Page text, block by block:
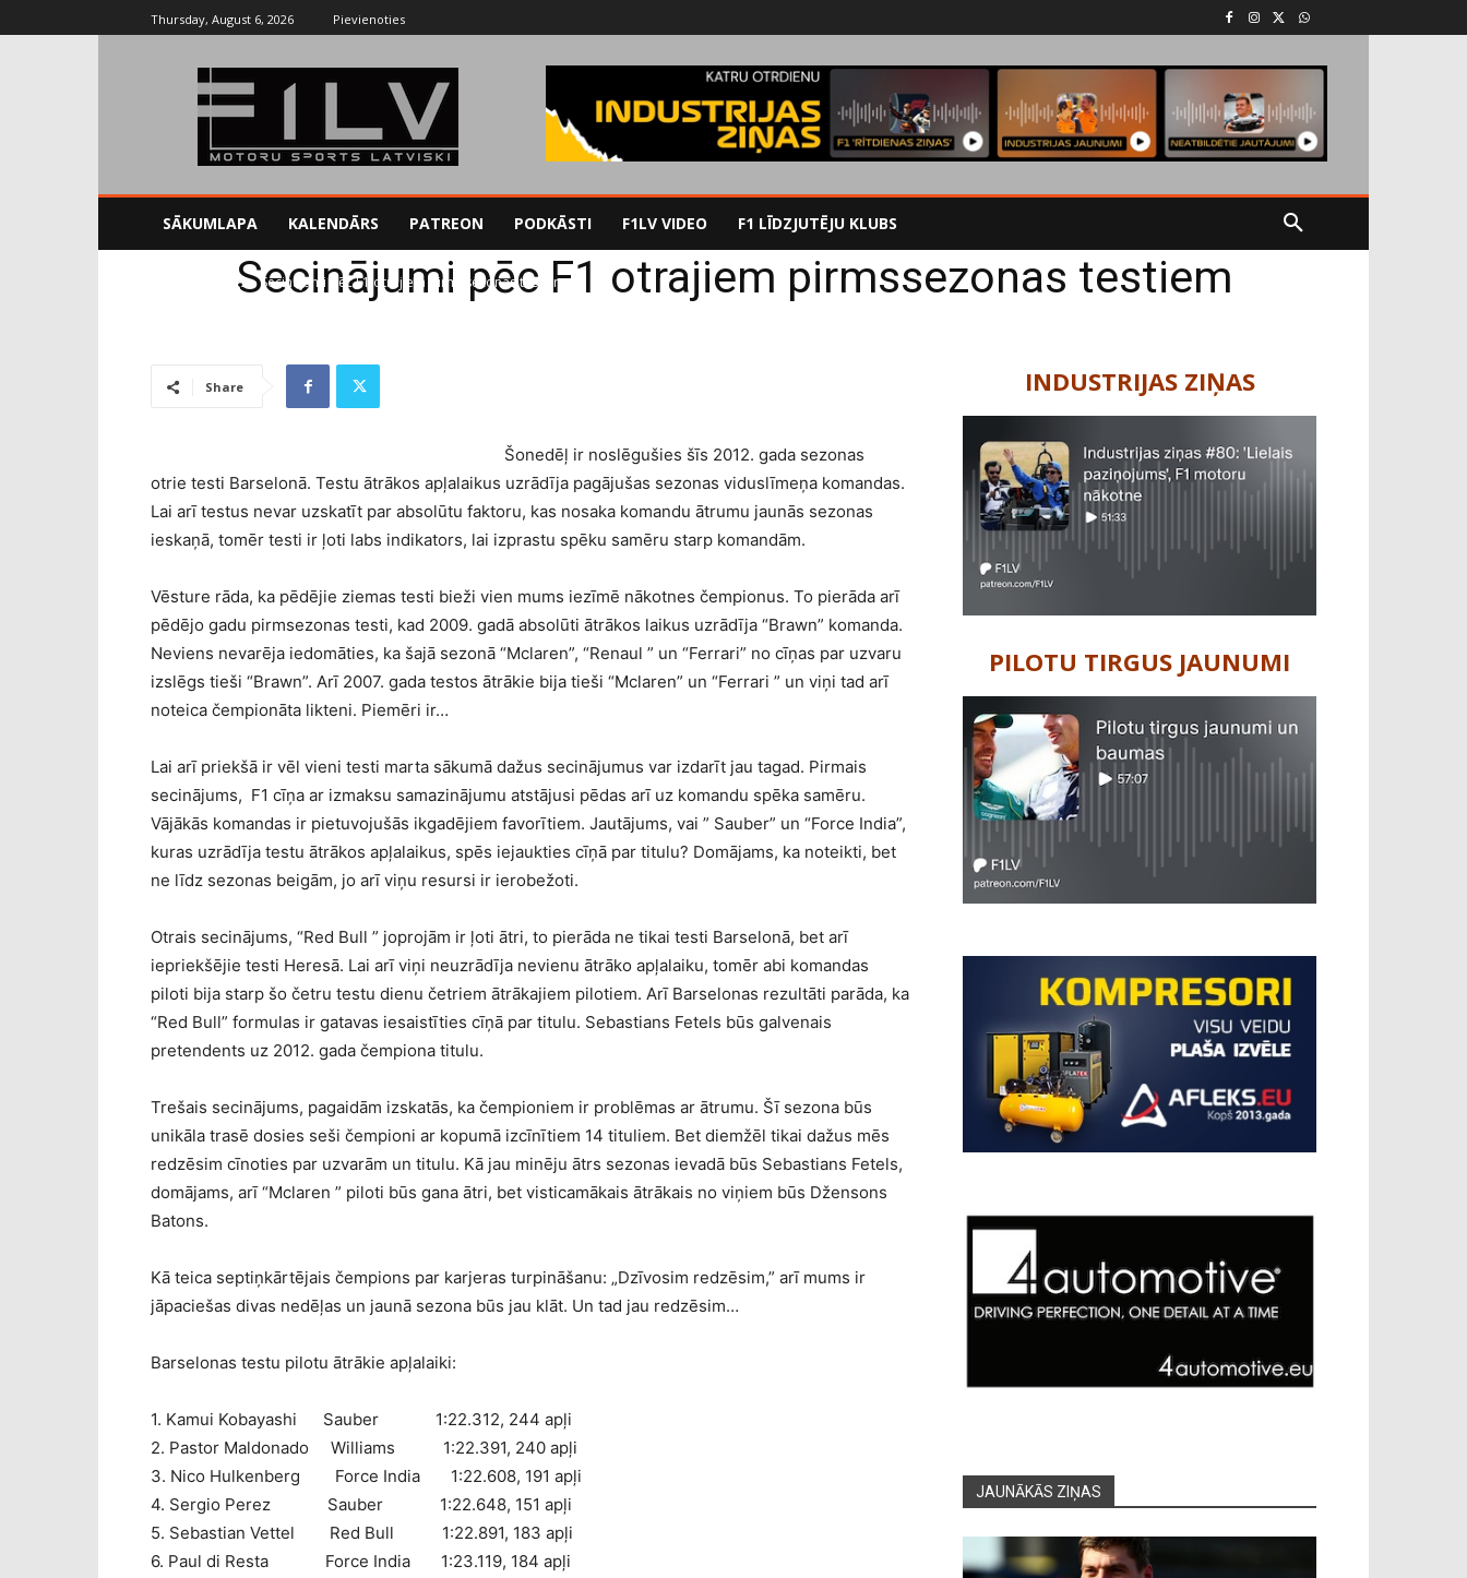
Thursday, August 6, 2026 Pievienoties
SĀKUMLAPA KALENDĀRS PATREON PODKĀSTI F1LV VIDEO F1 LĪDZJUTĒJU KLUBS
Blogs Secinājumi pēc F1 otrajiem pirmssezonas testiem
Secinājumi pēc F1 otrajiem pirmssezonas testiem
Share
Šonedēļ ir noslēgušies šīs 2012. gada sezonas
otrie testi Barselonā. Testu ātrākos apļalaikus uzrādīja pagājušas sezonas viduslīmeņa komandas.
Lai arī testus nevar uzskatīt par absolūtu faktoru, kas nosaka komandu ātrumu jaunās sezonas
ieskaņā, tomēr testi ir ļoti labs indikators, lai izprastu spēku samēru starp komandām.
Vēsture rāda, ka pēdējie ziemas testi bieži vien mums iezīmē nākotnes čempionus. To pierāda arī
pēdējo gadu pirmsezonas testi, kad 2009. gadā absolūti ātrākos laikus uzrādīja “Brawn” komanda.
Neviens nevarēja iedomāties, ka šajā sezonā “Mclaren”, “Renaul ” un “Ferrari” no cīņas par uzvaru
izslēgs tieši “Brawn”. Arī 2007. gada testos ātrākie bija tieši “Mclaren” un “Ferrari ” un viņi tad arī
noteica čempionāta likteni. Piemēri ir…
Lai arī priekšā ir vēl vieni testi marta sākumā dažus secinājumus var izdarīt jau tagad. Pirmais
secinājums, F1 cīņa ar izmaksu samazinājumu atstājusi pēdas arī uz komandu spēka samēru.
Vājākās komandas ir pietuvojušās ikgadējiem favorītiem. Jautājums, vai ” Sauber” un “Force India”,
kuras uzrādīja testu ātrākos apļalaikus, spēs iejaukties cīņā par titulu? Domājams, ka noteikti, bet
ne līdz sezonas beigām, jo arī viņu resursi ir ierobežoti.
Otrais secinājums, “Red Bull ” joprojām ir ļoti ātri, to pierāda ne tikai testi Barselonā, bet arī
iepriekšējie testi Heresā. Lai arī viņi neuzrādīja nevienu ātrāko apļalaiku, tomēr abi komandas
piloti bija starp šo četru testu dienu četriem ātrākajiem pilotiem. Arī Barselonas rezultāti parāda, ka
“Red Bull” formulas ir gatavas iesaistīties cīņā par titulu. Sebastians Fetels būs galvenais
pretendents uz 2012. gada čempiona titulu.
Trešais secinājums, pagaidām izskatās, ka čempioniem ir problēmas ar ātrumu. Šī sezona būs
unikāla trasē dosies seši čempioni ar kopumā izcīnītiem 14 tituliem. Bet diemžēl tikai dažus mēs
redzēsim cīnoties par uzvarām un titulu. Kā jau minēju ātrs sezonas ievadā būs Sebastians Fetels,
domājams, arī “Mclaren ” piloti būs gana ātri, bet visticamākais ātrākais no viņiem būs Džensons
Batons.
Kā teica septiņkārtējais čempions par karjeras turpināšanu: „Dzīvosim redzēsim,” arī mums ir
jāpaciešas divas nedēļas un jaunā sezona būs jau klāt. Un tad jau redzēsim…
Barselonas testu pilotu ātrākie apļalaiki:
1. Kamui Kobayashi Sauber 1:22.312, 244 apļi
2. Pastor Maldonado Williams 1:22.391, 240 apļi
3. Nico Hulkenberg Force India 1:22.608, 191 apļi
4. Sergio Perez Sauber 1:22.648, 151 apļi
5. Sebastian Vettel Red Bull 1:22.891, 183 apļi
6. Paul di Resta Force India 1:23.119, 184 apļi
INDUSTRIJAS ZIŅAS
PILOTU TIRGUS JAUNUMI
JAUNĀKĀS ZIŅAS